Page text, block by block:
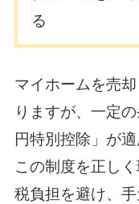
る
マイホームを売
りますが、一定
円特別控除」が適
この制度を正し
税負担を避け、